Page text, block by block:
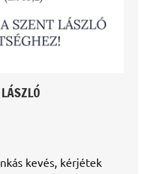
kevés, kérjétek